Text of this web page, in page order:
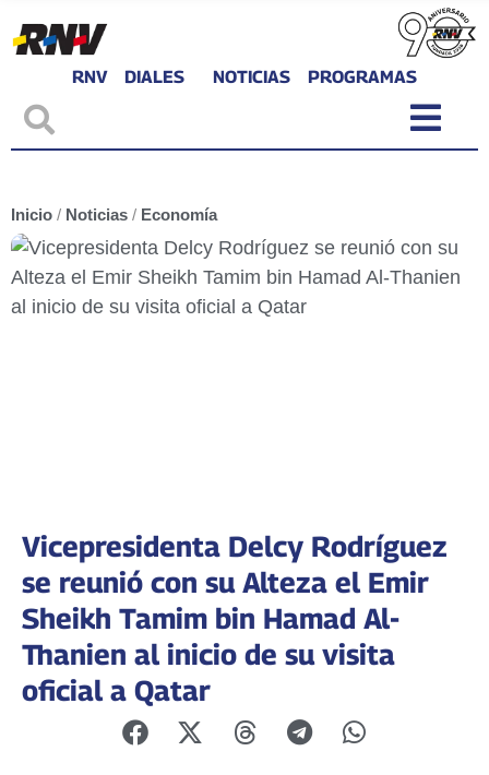
RNV DIALES NOTICIAS PROGRAMAS
Inicio / Noticias / Economía
Vicepresidenta Delcy Rodríguez
se reunió con su Alteza el Emir
Sheikh Tamim bin Hamad Al-
Thanien al inicio de su visita
oficial a Qatar